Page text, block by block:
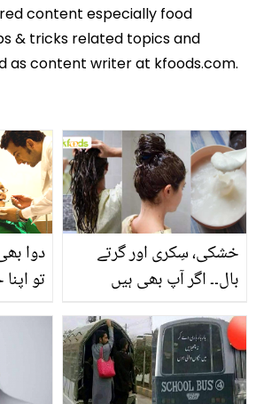
content especially food
& tricks related topics and
as content writer at kfoods.com.
دوا
تو
جو
خشکی، سِکری اور گرتے
بال۔۔ اگر آپ بھی ہیں
چینی ڈال کر بتائے ہوئے
طریقے سے استعمال کریں
اور کمال دیکھیں